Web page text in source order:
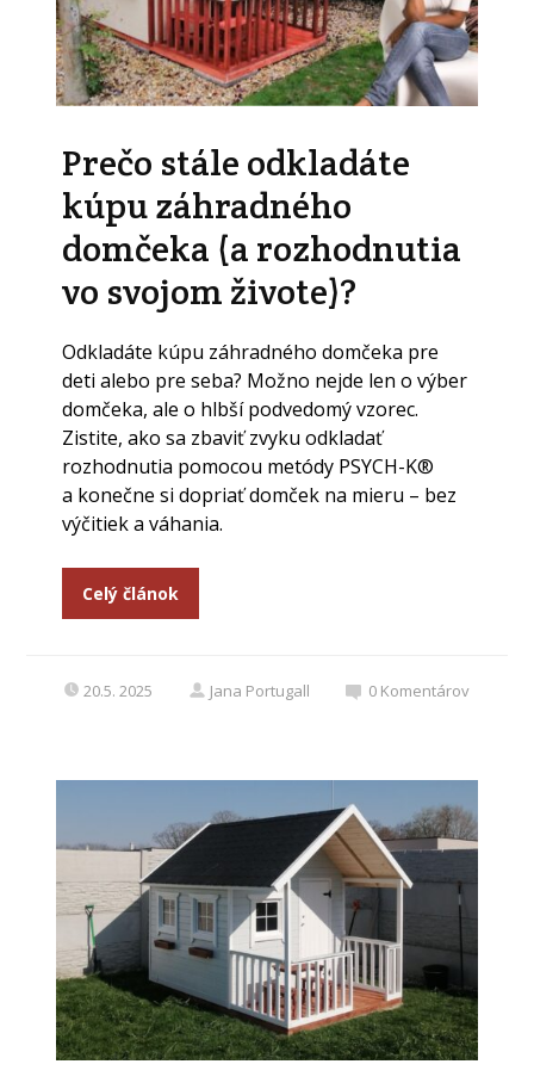
Prečo stále odkladáte
kúpu záhradného
domčeka (a rozhodnutia
vo svojom živote)?
Odkladáte kúpu záhradného domčeka pre
deti alebo pre seba? Možno nejde len o výber
domčeka, ale o hlbší podvedomý vzorec.
Zistite, ako sa zbaviť zvyku odkladať
rozhodnutia pomocou metódy PSYCH-K®
a konečne si dopriať domček na mieru – bez
výčitiek a váhania.
Celý článok
20.5. 2025 Jana Portugall 0 Komentárov